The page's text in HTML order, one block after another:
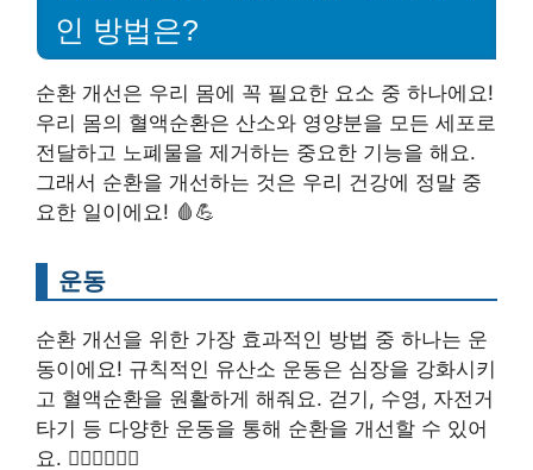
인 방법은?
순환 개선은 우리 몸에 꼭 필요한 요소 중 하나에요!
우리 몸의 혈액순환은 산소와 영양분을 모든 세포로
전달하고 노폐물을 제거하는 중요한 기능을 해요.
그래서 순환을 개선하는 것은 우리 건강에 정말 중
요한 일이에요! 🩸💪
운동
순환 개선을 위한 가장 효과적인 방법 중 하나는 운
동이에요! 규칙적인 유산소 운동은 심장을 강화시키
고 혈액순환을 원활하게 해줘요. 걷기, 수영, 자전거
타기 등 다양한 운동을 통해 순환을 개선할 수 있어
요. 🚶‍♂️🏊‍♀️🚴‍♂️